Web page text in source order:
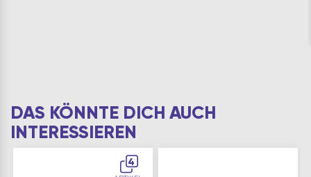
DAS KÖNNTE DICH AUCH
INTERESSIEREN
4